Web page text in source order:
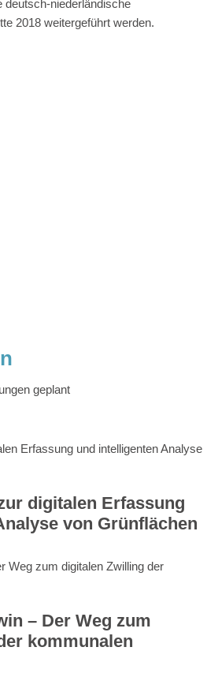
deutsch-niederländische
2018 weitergeführt werden.
geplant
digitalen Erfassung
von Grünflächen
– Der Weg zum
kommunalen